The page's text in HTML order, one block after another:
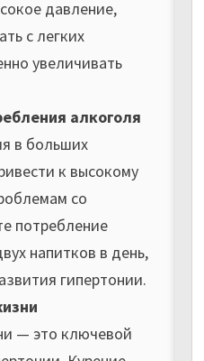
давление,
с легких
увеличивать
алкоголя
в больших
к высокому
со
потребление
напитков в день,
гипертонии.
— это ключевой